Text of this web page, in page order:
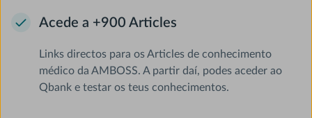
Acede a +900 Articles
Links directos para os Articles de conhecimento
médico da AMBOSS. A partir daí, podes aceder ao
Qbank e testar os teus conhecimentos.